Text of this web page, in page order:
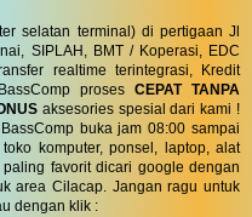
selatan terminal) di pertigaan Jl
SIPLAH, BMT / Koperasi, EDC
realtime terintegrasi, Kredit
proses CEPAT TANPA
aksesories spesial dari kami !
buka jam 08:00 sampai
komputer, ponsel, laptop, alat
favorit dicari google dengan
area Cilacap. Jangan ragu untuk
dengan klik :